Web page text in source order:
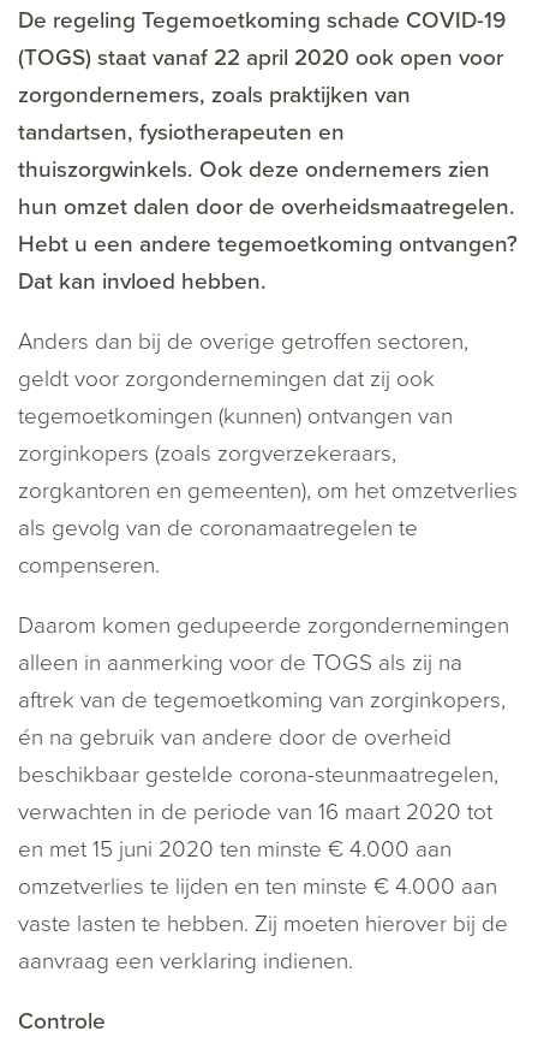
De regeling Tegemoetkoming schade COVID-19
(TOGS) staat vanaf 22 april 2020 ook open voor
zorgondernemers, zoals praktijken van
tandartsen, fysiotherapeuten en
thuiszorgwinkels. Ook deze ondernemers zien
hun omzet dalen door de overheidsmaatregelen.
Hebt u een andere tegemoetkoming ontvangen?
Dat kan invloed hebben.
Anders dan bij de overige getroffen sectoren,
geldt voor zorgondernemingen dat zij ook
tegemoetkomingen (kunnen) ontvangen van
zorginkopers (zoals zorgverzekeraars,
zorgkantoren en gemeenten), om het omzetverlies
als gevolg van de coronamaatregelen te
compenseren.
Daarom komen gedupeerde zorgondernemingen
alleen in aanmerking voor de TOGS als zij na
aftrek van de tegemoetkoming van zorginkopers,
én na gebruik van andere door de overheid
beschikbaar gestelde corona-steunmaatregelen,
verwachten in de periode van 16 maart 2020 tot
en met 15 juni 2020 ten minste € 4.000 aan
omzetverlies te lijden en ten minste € 4.000 aan
vaste lasten te hebben. Zij moeten hierover bij de
aanvraag een verklaring indienen.
Controle